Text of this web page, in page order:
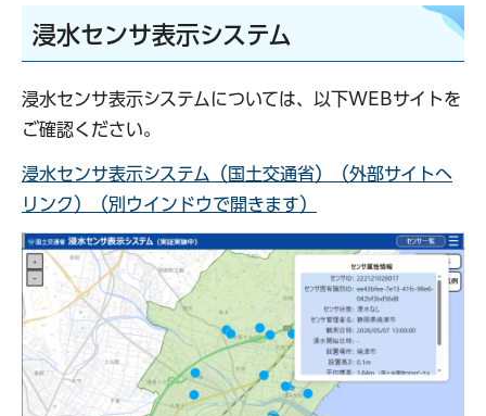
浸水センサ表示システム
浸水センサ表示システムについては、以下WEBサイトを
ご確認ください。
浸水センサ表示システム（国土交通省）（外部サイトへ
リンク）（別ウインドウで開きます）